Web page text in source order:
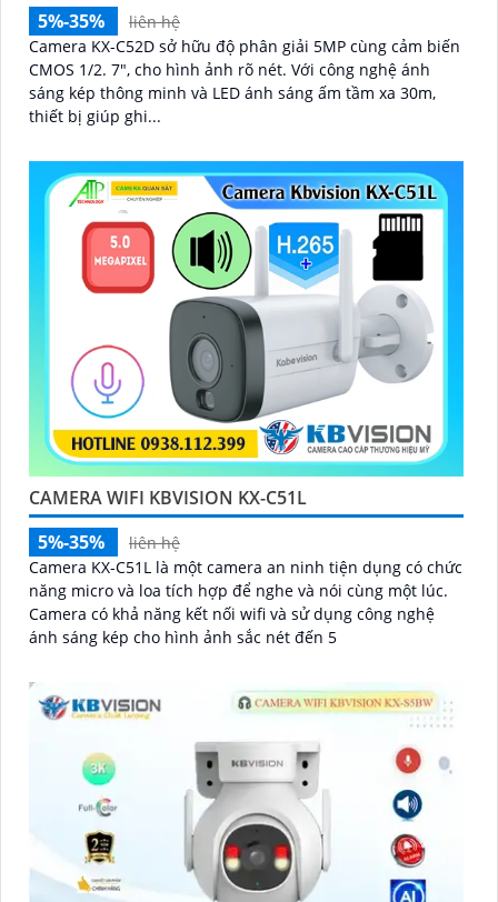
5%-35%
liên hệ
Camera KX-C52D sở hữu độ phân giải 5MP cùng cảm biến
CMOS 1/2. 7", cho hình ảnh rõ nét. Với công nghệ ánh
sáng kép thông minh và LED ánh sáng ấm tầm xa 30m,
thiết bị giúp ghi...
CAMERA WIFI KBVISION KX-C51L
5%-35%
liên hệ
Camera KX-C51L là một camera an ninh tiện dụng có chức
năng micro và loa tích hợp để nghe và nói cùng một lúc.
Camera có khả năng kết nối wifi và sử dụng công nghệ
ánh sáng kép cho hình ảnh sắc nét đến 5